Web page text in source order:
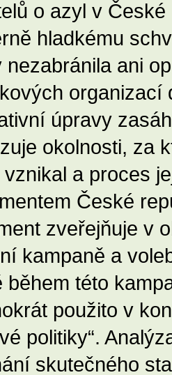
o azyl v
hladkému
nezabránila ani
organizací
úpravy
okolnosti, za
vznikal a proces
České
zveřejňuje v
kampaně a
během této
použito v
politiky“.
skutečného